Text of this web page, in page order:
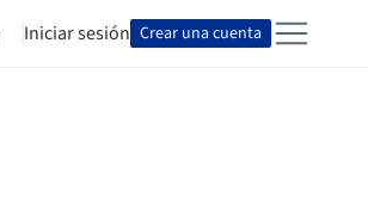
Iniciar sesión Crear una cuenta